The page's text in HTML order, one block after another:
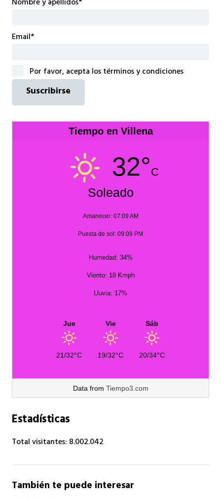
Nombre y apellidos*
Email*
Por favor, acepta los términos y condiciones
Tiempo en Villena
32°C
Soleado
Amanecer: 07:09 AM
Puesta de sol: 09:09 PM
Humedad: 34%
Viento: 18 Kmph
Lluvia: 17%
Jue
21/32°C
Vie
19/32°C
Sáb
20/34°C
Data from Tiempo3.com
Estadísticas
Total visitantes: 8.002.042
También te puede interesar